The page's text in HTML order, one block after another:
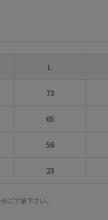
L
73
65
56
23
ご了承下さい。